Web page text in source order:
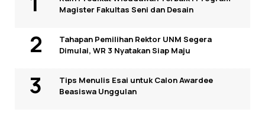
Magister Fakultas Seni dan Desain
Tahapan Pemilihan Rektor UNM Segera
Dimulai, WR 3 Nyatakan Siap Maju
Tips Menulis Esai untuk Calon Awardee
Beasiswa Unggulan